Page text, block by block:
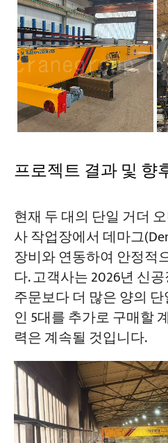
프로젝트 결과 및 향
현재 두 대의 단일 거더
사 작업장에서 데마그
장비와 연동하여 안정적
다. 고객사는 2026년 신
주문보다 더 많은 양의
인 5대를 추가로 구매할
력은 계속될 것입니다.